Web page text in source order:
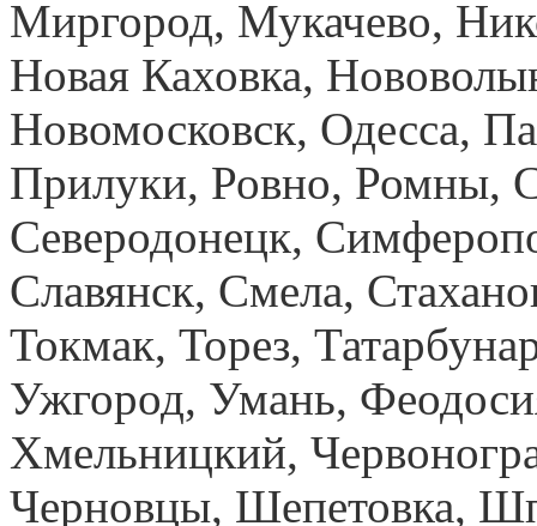
Миргород, Мукачево,
Новая Каховка,
Новомосковск, Одесса,
Прилуки, Ровно, Ромны,
Северодонецк,
Славянск, Смела,
Токмак, Торез,
Ужгород, Умань,
Хмельницкий,
Черновцы, Шепетовка,